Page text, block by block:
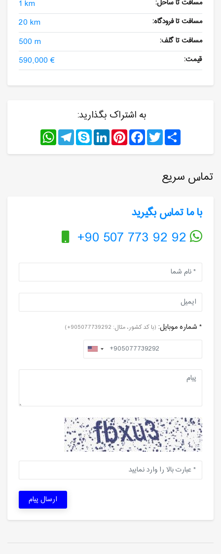
مسافت تا ساحل: 1 km
مسافت تا فرودگاه: 20 km
مسافت تا گلف: 500 m
قیمت: 590,000 €
به اشتراک بگذارید:
Share
Twitter
Facebook
Pinterest
LinkedIn
Skype
Telegram
WhatsApp
تماس سریع
با ما تماس بگیرید
+90 507 773 92 92
* شماره موبایل: (با کد کشور، مثال: 905077739292+)
ارسال پیام